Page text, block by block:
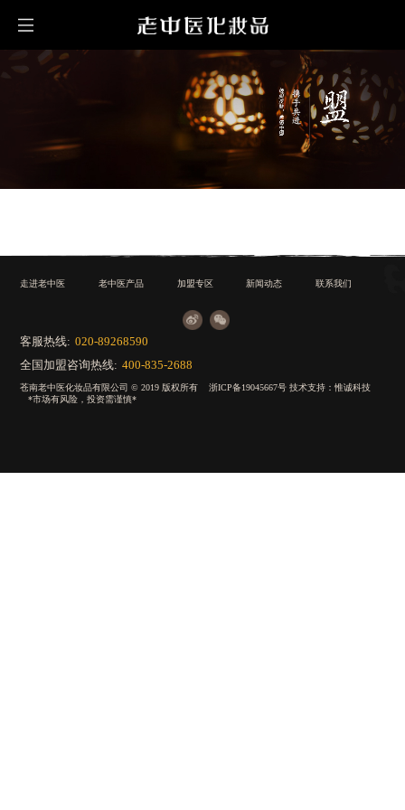
走进老中医 老中医产品 加盟专区 新闻动态 联系我们
客服热线: 020-89268590
全国加盟咨询热线: 400-835-2688
苍南老中医化妆品有限公司 © 2019 版权所有浙ICP备19045667号 技术支持：惟诚科技
*市场有风险，投资需谨慎*